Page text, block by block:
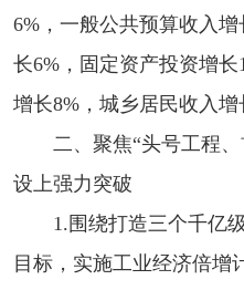
6%，一般公共预算收入
长6%，固定资产投资增
增长8%，城乡居民收入增
二、聚焦“头号工程
设上强力突破
1.围绕打造三个千亿
目标，实施工业经济倍增